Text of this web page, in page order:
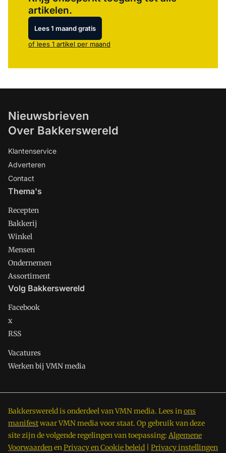
artikelen.
Lees 1 maand gratis
of lees 1 artikel per maand
Nieuwsbrieven
Over Bakkerswereld
Klantenservice
Adverteren
Contact
Thema's
Recepten
Bakkerij
Winkel
Mensen
Ondernemen
Assortiment
Volg Bakkerswereld
Facebook
x
RSS
Vacatures
Werken bij VMN media
Bakkerswereld is onderdeel van VMN media. Lees inons
manifestwaar VMN media voor staat. Op gebruik van deze
site zijn de volgende regelingen van toepassing: Algemene
VoorwaardenenPrivacy en Cookie beleid Privacy instellingen